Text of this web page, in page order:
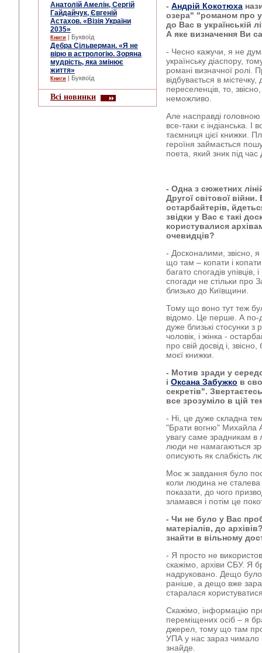
Анатолій Амелін, Сергій
Гайдайчук, Євгеній
Астахов. «Візія України
2035»
Книги | Буквоїд
Дебра Сільверман. «Я не
вірю в астрологію. Зоряна
мудрість, яка змінює
життя»
Книги | Буквоїд
Всі новинки
- Андрій Кокотюха
озера" "романом про
до Вас в українській
А яке визначення Ви
- Чесно кажучи, я не
українську діаспору,
романі визначної ролі.
відбувається в
переселенців, то,
неможливо.
Але насправді
все-таки є індіанська. І
таємниця цієї книжки.
героїня займається
поета, який зник під час
- Одна з сюжетних
Другої світової
остарбайтерів,
звідки у Вас є такі
користувалися
очевидців?
- Досконалими, звісно,
що там – копати і
багато спогадів
спогади не стільки про
близько до Київщини.
Тому що воно тут теж
відомо. Це перше. А по-
дуже близькі стосунки
чоловік, і жінка -
про свій досвід і,
моєї книжки.
- Мотив зради у
і Оксана Забужко в
секретів".
все зрозуміло в цій
- Ні, це дуже складна
"Брати вогню" Михайла
увагу саме зрадникам
люди не намагаються
описують як слабкість
Моє ж завдання було
коли людина не
показати, до чого
зламався і потім це
- Чи не було у Вас
матеріалів, до
знайти в вільному
- Я просто не
скажімо, архіви СБУ. Я
надруковано. Дещо
раніше, а дещо вже
старалася
Скажімо, інформацію
переміщених осіб – я
джерел, тому що там
УПА у нас зараз чимало
знайде.